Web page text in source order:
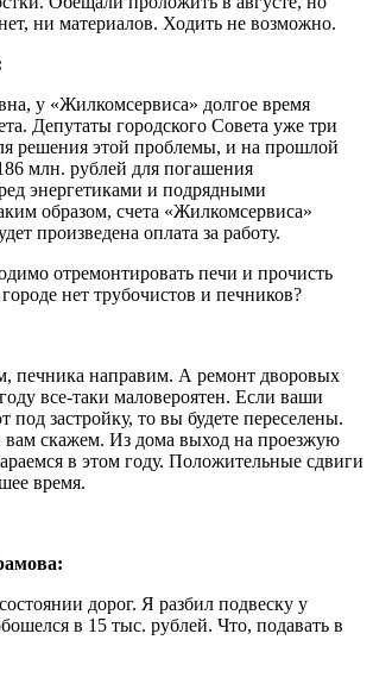
ни материалов. Ходить не возможно.
у «Жилкомсервиса» долгое время
Депутаты городского Совета уже три
решения этой проблемы, и на прошлой
млн. рублей для погашения
энергетиками и подрядными
образом, счета «Жилкомсервиса»
произведена оплата за работу.
отремонтировать печи и прочисть
нет трубочистов и печников?
печника направим. А ремонт дворовых
все-таки маловероятен. Если ваши
под застройку, то вы будете переселены.
скажем. Из дома выход на проезжую
в этом году. Положительные сдвиги
время.
дорог. Я разбил подвеску у
в 15 тыс. рублей. Что, подавать в